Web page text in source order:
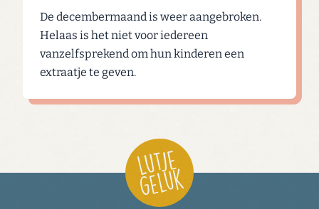
De decembermaand is weer aangebroken.
Helaas is het niet voor iedereen
vanzelfsprekend om hun kinderen een
extraatje te geven.